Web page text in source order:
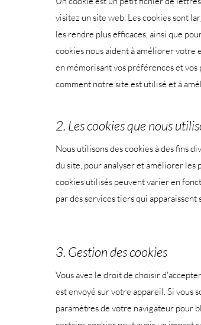
visitez un site web. Les cookies sont
les rendre plus efficaces, ainsi que
cookies nous aident à améliorer votre
en mémorisant vos préférences et
comment notre site est utilisé et à
2. Les cookies que nous
Nous utilisons des cookies à des fins
du site, pour analyser et améliorer les
cookies utilisés peuvent varier en
par des services tiers qui apparaissent
3. Gestion des cookies
Vous avez le droit de choisir
est envoyé sur votre appareil. Si vous
paramètres de votre navigateur pour